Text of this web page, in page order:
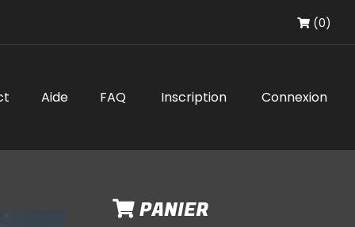
(0)
Aide FAQ Inscription Connexion
PANIER